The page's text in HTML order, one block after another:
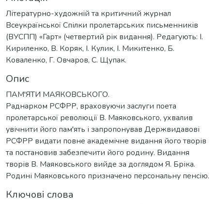
Літературно-художній та критичний журнал
Всеукраїнської Спілки пролетарських письменників
(ВУСПП) «Гарт» (четвертий рік видання). Редагують: І.
Кириленко, В. Коряк, І. Кулик, І. Микитенко, Б.
Коваленко, Г. Овчаров, С. Щупак.
Опис
ПАМ'ЯТИ МАЯКОВСЬКОГО.
Раднарком РСФРР, враховуючи заслуги поета
пролетарської революції В. Маяковського, ухвалив
увічнити його пам'ять і запропонував Держвидавові
РСФРР видати повне академічне видання його творів
та постановив забезпечити його родину. Видання
творів В. Маяковського вийде за доглядом Я. Бріка.
Родині Маяковського призначено персональну пенсію.
Ключові слова